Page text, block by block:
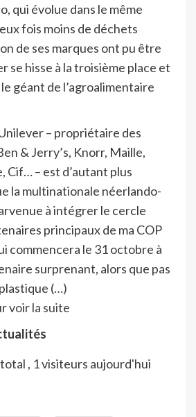
qui évolue dans le même
fois moins de déchets
de ses marques ont pu être
se hisse à la troisième place et
géant de l’agroalimentaire
– propriétaire des
& Jerry’s, Knorr, Maille,
Cif… – est d’autant plus
la multinationale néerlando-
à intégrer le cercle
principaux de ma COP
commencera le 31 octobre à
surprenant, alors que pas
(…)
voir la suite
, 1 visiteurs aujourd'hui